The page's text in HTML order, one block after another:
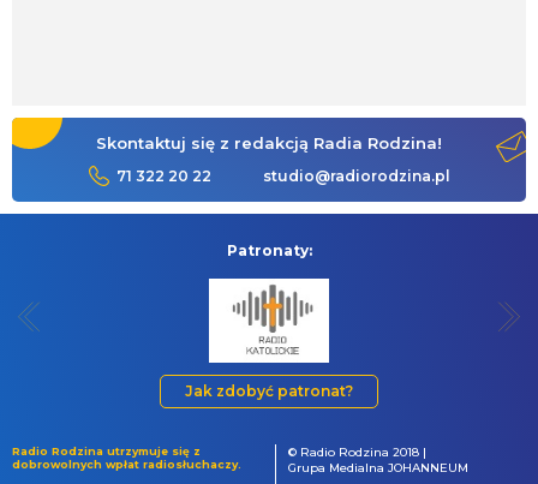
Skontaktuj się z redakcją Radia Rodzina!
71 322 20 22 studio@radiorodzina.pl
Patronaty:
Jak zdobyć patronat?
Radio Rodzina utrzymuje się z
dobrowolnych wpłat radiosłuchaczy.
© Radio Rodzina 2018 |
Grupa Medialna JOHANNEUM